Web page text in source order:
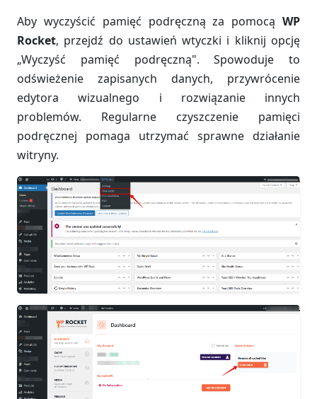
Aby wyczyścić pamięć podręczną za pomocą WP
Rocket, przejdź do ustawień wtyczki i kliknij opcję
„Wyczyść pamięć podręczną". Spowoduje to
odświeżenie zapisanych danych, przywrócenie
edytora wizualnego i rozwiązanie innych
problemów. Regularne czyszczenie pamięci
podręcznej pomaga utrzymać sprawne działanie
witryny.